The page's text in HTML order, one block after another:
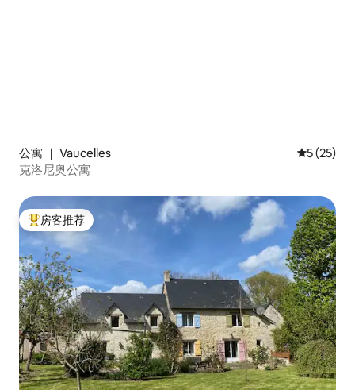
公寓 ｜ Vaucelles 平均评分
5 (25)
克洛尼奥公寓
热门「房客推荐」
房客推荐